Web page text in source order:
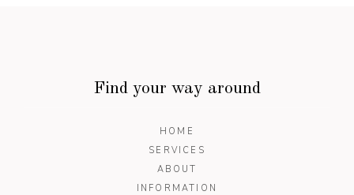
Find your way around
HOME
SERVICES
ABOUT
INFORMATION